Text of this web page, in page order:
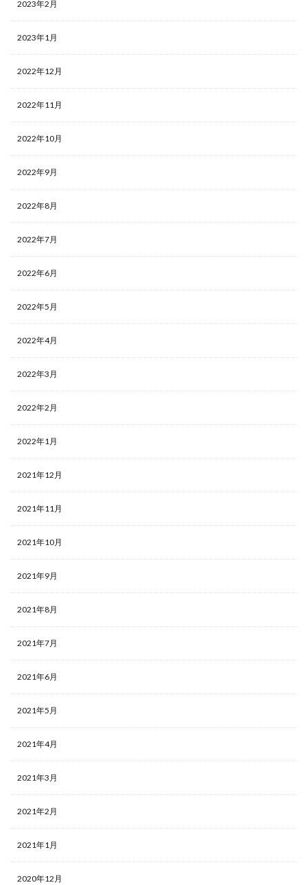
2023年2月
2023年1月
2022年12月
2022年11月
2022年10月
2022年9月
2022年8月
2022年7月
2022年6月
2022年5月
2022年4月
2022年3月
2022年2月
2022年1月
2021年12月
2021年11月
2021年10月
2021年9月
2021年8月
2021年7月
2021年6月
2021年5月
2021年4月
2021年3月
2021年2月
2021年1月
2020年12月